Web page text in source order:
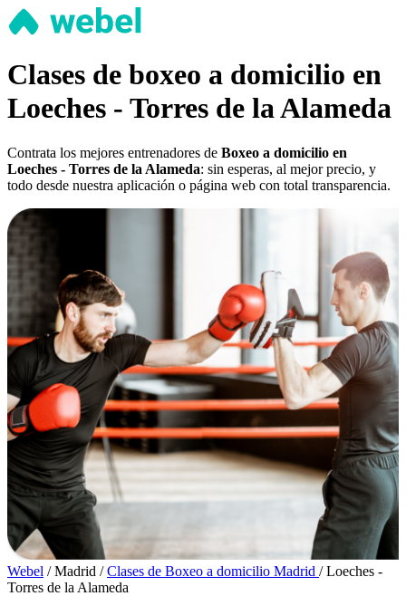
Clases de boxeo a domicilio en
Loeches - Torres de la Alameda
Contrata los mejores entrenadores de Boxeo a domicilio en
Loeches - Torres de la Alameda: sin esperas, al mejor precio, y
todo desde nuestra aplicación o página web con total transparencia.
Webel / Madrid / Clases de Boxeo a domicilio Madrid / Loeches -
Torres de la Alameda